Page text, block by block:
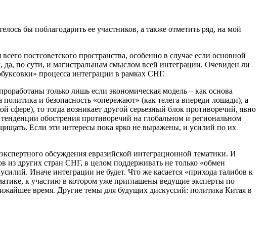
бы поблагодарить ее участников, а также отметить ряд, на мой
постсоветского пространства, особенно в случае если основной
по сути, и магистральным смыслом всей интеграции. Очевиден ли
процесса интеграции в рамках СНГ.
только лишь если экономическая модель – как основа
и безопасность «опережают» (как телега впереди лошади), а
то тогда возникает другой серьезный блок противоречий, явно
обострения противоречий на глобальном и региональном
Если эти интересы пока ярко не выражены, и усилий по их
обсуждения евразийской интеграционной тематики. И
из других стран СНГ, в целом поддерживать не только «обмен
Иначе интеграции не будет. Что же касается «прихода талибов к
к участию в котором уже приглашены ведущие эксперты по
время. Другие темы для будущих дискуссий: политика Китая в